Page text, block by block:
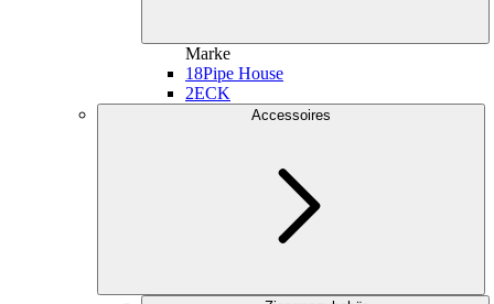
Marke
18Pipe House
2ECK
Accessoires